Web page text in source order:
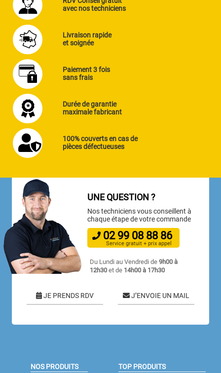
avec nos techniciens
Livraison rapide
et soignée
Paiement 3 fois
sans frais
Durée de garantie
maximale fabricant
100% couverts en cas de
pièces défectueuses
UNE QUESTION ?
Nos techniciens vous conseillent à
chaque étape de votre commande
02 99 08 88 86
Service gratuit + prix appel
Du Lundi au Vendredi de9h00 à
12h30 et de 14h00 à 17h30
JE PRENDS RDV J’ENVOIE UN MAIL
NOS PRODUITS
TOP PRODUITS